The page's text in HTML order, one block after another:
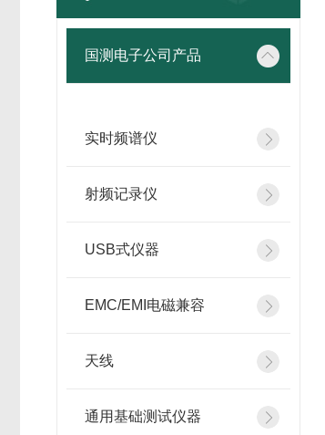
国测电子公司产品
实时频谱仪
射频记录仪
USB式仪器
EMC/EMI电磁兼容
天线
通用基础测试仪器